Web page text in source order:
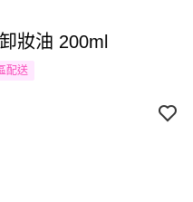
妝油 200ml
配送